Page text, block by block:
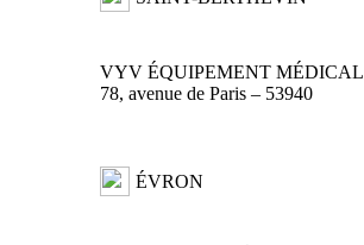
VYV ÉQUIPEMENT MÉDICAL
78, avenue de Paris – 53940
ÉVRON